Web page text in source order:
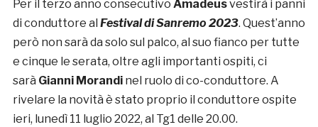
Per il terzo anno consecutivo Amadeusvestirà i panni
di conduttore al Festival di Sanremo 2023. Quest’anno
però non sarà da solo sul palco, al suo fianco per tutte
e cinque le serata, oltre agli importanti ospiti, ci
sarà Gianni Morandi nel ruolo di co-conduttore. A
rivelare la novità è stato proprio il conduttore ospite
ieri, lunedì 11 luglio 2022, al Tg1 delle 20.00.